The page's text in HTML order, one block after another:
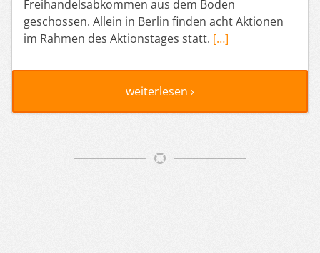
Freihandelsabkommen aus dem Boden
geschossen. Allein in Berlin finden acht Aktionen
im Rahmen des Aktionstages statt. […]
weiterlesen ›